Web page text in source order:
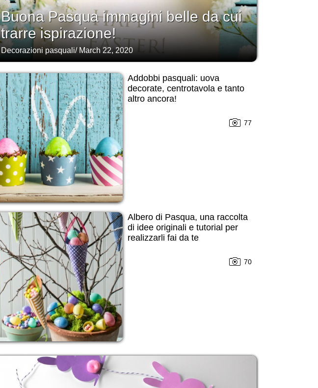
Buona Pasqua immagini belle da cui
trarre ispirazione!
Decorazioni pasquali/ March 22, 2020
Addobbi pasquali: uova
decorate, centrotavola e tanto
altro ancora!
77
Albero di Pasqua, una raccolta
di idee originali e tutorial per
realizzarli fai da te
70